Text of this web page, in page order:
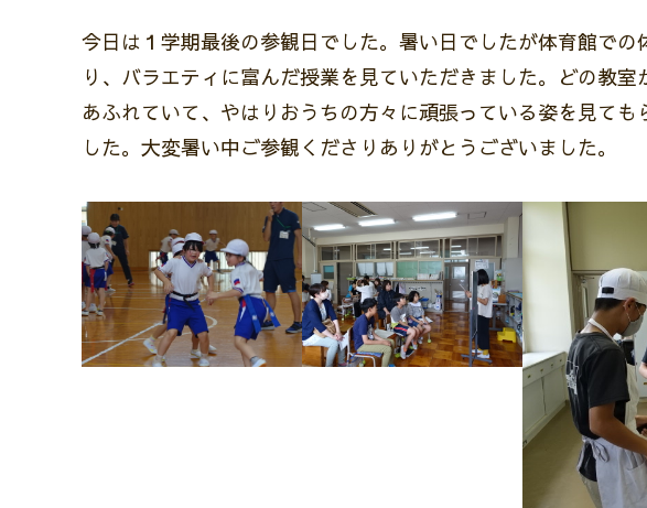
今日は１学期最後の参観日でした。暑い日でしたが体育館で
り、バラエティに富んだ授業を見ていただきました。どの教
あふれていて、やはりおうちの方々に頑張っている姿を見て
した。大変暑い中ご参観くださりありがとうございました。